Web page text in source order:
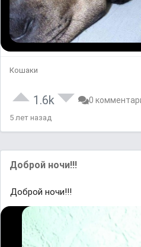
Кошаки
1.6k 0
5 лет назад
Доброй ночи!!!
Доброй ночи!!!